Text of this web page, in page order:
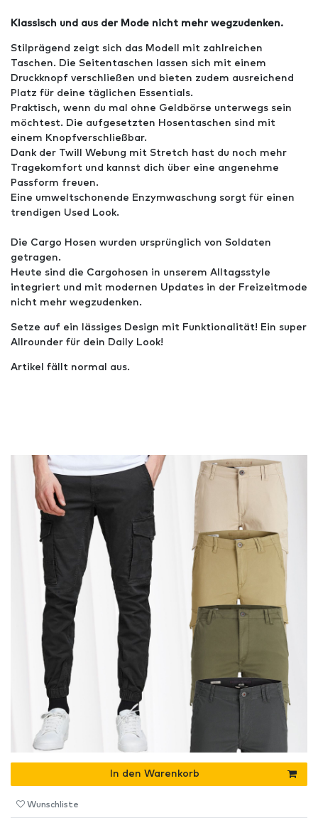
Klassisch und aus der Mode nicht mehr wegzudenken.
Stilprägend zeigt sich das Modell mit zahlreichen
Taschen. Die Seitentaschen lassen sich mit einem
Druckknopf verschließen und bieten zudem ausreichend
Platz für deine täglichen Essentials.
Praktisch, wenn du mal ohne Geldbörse unterwegs sein
möchtest. Die aufgesetzten Hosentaschen sind mit
einem Knopfverschließbar.
Dank der Twill Webung mit Stretch hast du noch mehr
Tragekomfort und kannst dich über eine angenehme
Passform freuen.
Eine umweltschonende Enzymwaschung sorgt für einen
trendigen Used Look.
Die Cargo Hosen wurden ursprünglich von Soldaten
getragen.
Heute sind die Cargohosen in unserem Alltagsstyle
integriert und mit modernen Updates in der Freizeitmode
nicht mehr wegzudenken.
Setze auf ein lässiges Design mit Funktionalität! Ein super
Allrounder für dein Daily Look!
Artikel fällt normal aus.
In den Warenkorb
Wunschliste